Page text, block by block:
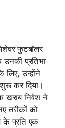
फुटबॉलर
प्रतिभा
उन्होंने
कर दिया।
खराब निवेश ने
तरीकों को
के प्रति एक